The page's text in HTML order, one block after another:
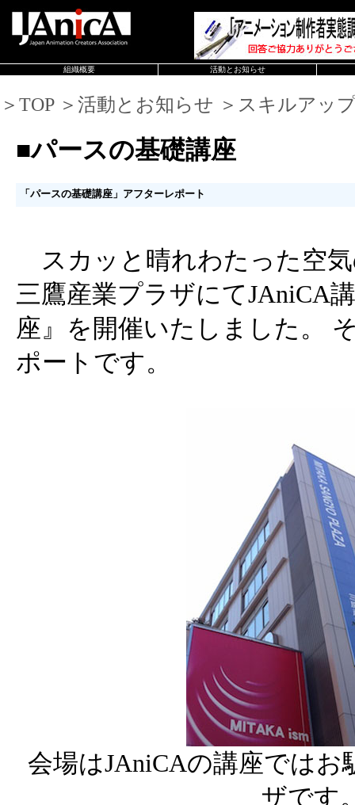
組織概要 活動とお知らせ
＞TOP ＞活動とお知らせ ＞スキルアッ
■パースの基礎講座
「パースの基礎講座」アフターレポート
スカッと晴れわたった空
三鷹産業プラザにてJAniCA
座』を開催いたしました。
ポートです。
会場はJAniCAの講座ではお
ザです